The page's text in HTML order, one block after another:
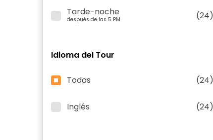
Tarde-noche
después de las 5 PM (24)
Idioma del Tour
Todos (24)
Inglés (24)